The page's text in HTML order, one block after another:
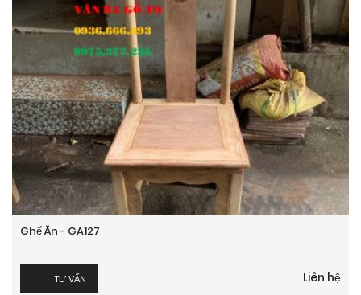
Ghế Ăn - GA127
TƯ VẤN Liên hệ